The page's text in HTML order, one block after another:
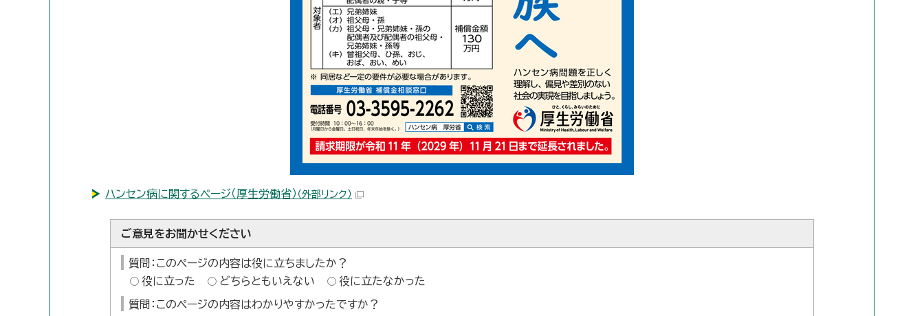
ハンセン病に関するページ（厚生労働省） （外部リンク）
ご意見をお聞かせください
質問：このページの内容は役に立ちましたか？
役に立った
どちらともいえない 役に立たなかった
質問：このページの内容はわかりやすかったですか？